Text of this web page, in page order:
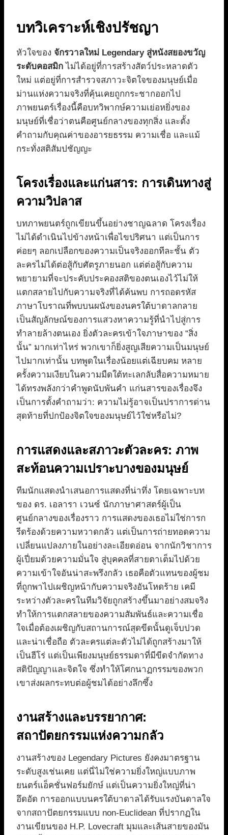
บทวิเคราะห์เชิงปรัชญา
หัวใจของ จักรวาลใหม่ Legendary สู่หนังสยองขวัญ
ระดับคอสมิก ไม่ได้อยู่ที่การสร้างสัตว์ประหลาดตัว
ใหม่ แต่อยู่ที่การสำรวจสภาวะจิตใจของมนุษย์เมื่อ
ม่านแห่งความจริงที่คุ้นเคยถูกกระชากออกไป
ภาพยนตร์เรื่องนี้คือบทวิพากษ์ความเย่อหยิ่งของ
มนุษย์ที่เชื่อว่าตนคือศูนย์กลางของทุกสิ่ง และตั้ง
คำถามกับคุณค่าของอารยธรรม ความเชื่อ และแม้
กระทั่งสติสัมปชัญญะ
โครงเรื่องและแก่นสาร: การเดินทางสู่
ความวิปลาส
บทภาพยนตร์ถูกเขียนขึ้นอย่างชาญฉลาด โครงเรื่อง
ไม่ได้ดำเนินไปข้างหน้าเพื่อไขปริศนา แต่เป็นการ
ค่อยๆ ลอกเปลือกของความเป็นจริงออกทีละชั้น ตัว
ละครไม่ได้ต่อสู้กับศัตรูภายนอก แต่ต่อสู้กับความ
พยายามที่จะประคับประคองสติของตนเองไว้ไม่ให้
แตกสลายไปกับความจริงที่ได้ค้นพบ การถอดรหัส
ภาษาโบราณที่พบบนผนังของนครใต้บาดาลกลาย
เป็นสัญลักษณ์ของการแสวงหาความรู้ที่นำไปสู่การ
ทำลายล้างตนเอง ยิ่งตัวละครเข้าใจภาษาของ “สิ่ง
นั้น” มากเท่าไหร่ พวกเขาก็ยิ่งสูญเสียความเป็นมนุษย์
ไปมากเท่านั้น บทพูดในเรื่องน้อยแต่เฉียบคม หลาย
ครั้งความเงียบในความมืดใต้ทะเลกลับสื่อความหมาย
ได้ทรงพลังกว่าคำพูดนับพันคำ แก่นสารของเรื่องจึง
เป็นการตั้งคำถามว่า: ความไม่รู้อาจเป็นปราการด่าน
สุดท้ายที่ปกป้องจิตใจของมนุษย์ไว้ใช่หรือไม่?
การแสดงและสภาวะตัวละคร: ภาพ
สะท้อนความเปราะบางของมนุษย์
ทีมนักแสดงนำเสนอการแสดงที่น่าทึ่ง โดยเฉพาะบท
ของ ดร. เอลารา เวนซ์ นักภาษาศาสตร์ผู้เป็น
ศูนย์กลางของเรื่องราว การแสดงของเธอไม่ใช่การก
รีดร้องด้วยความหวาดกลัว แต่เป็นการถ่ายทอดความ
เปลี่ยนแปลงภายในอย่างละเอียดอ่อน จากนักวิชาการ
ผู้เปี่ยมด้วยความมั่นใจ สู่บุคคลที่สายตาเต็มไปด้วย
ความเข้าใจอันน่าสะพรึงกลัว เธอคือตัวแทนของผู้ชม
ที่ถูกพาไปเผชิญหน้ากับความจริงอันโหดร้าย เคมี
ระหว่างตัวละครในทีมวิจัยถูกสร้างขึ้นมาอย่างสมจริง
ทำให้การแตกสลายของความสัมพันธ์และความเชื่อ
ใจเมื่อต้องเผชิญกับสถานการณ์สุดขีดนั้นดูเจ็บปวด
และน่าเชื่อถือ ตัวละครแต่ละตัวไม่ได้ถูกสร้างมาให้
เป็นฮีโร่ แต่เป็นเพียงมนุษย์ธรรมดาที่มีขีดจำกัดทาง
สติปัญญาและจิตใจ ซึ่งทำให้โศกนาฏกรรมของพวก
เขาส่งผลกระทบต่อผู้ชมได้อย่างลึกซึ้ง
งานสร้างและบรรยากาศ:
สถาปัตยกรรมแห่งความกลัว
งานสร้างของ Legendary Pictures ยังคงมาตรฐาน
ระดับสูงเช่นเคย แต่นี่ไม่ใช่ความยิ่งใหญ่แบบภาพ
ยนตร์แอ็คชั่นฟอร์มยักษ์ แต่เป็นความยิ่งใหญ่ที่น่า
อึดอัด การออกแบบนครใต้บาดาลได้รับแรงบันดาลใจ
จากสถาปัตยกรรมแบบ non-Euclidean ที่ปรากฏใน
งานเขียนของ H.P. Lovecraft มุมและเส้นสายของมัน